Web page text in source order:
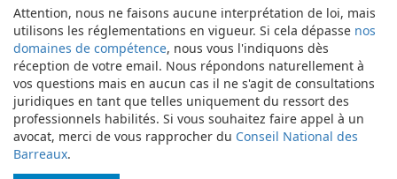
Attention, nous ne faisons aucune interprétation de loi, mais
utilisons les réglementations en vigueur. Si cela dépasse nos
domaines de compétence, nous vous l'indiquons dès
réception de votre email. Nous répondons naturellement à
vos questions mais en aucun cas il ne s'agit de consultations
juridiques en tant que telles uniquement du ressort des
professionnels habilités. Si vous souhaitez faire appel à un
avocat, merci de vous rapprocher du Conseil National des
Barreaux.